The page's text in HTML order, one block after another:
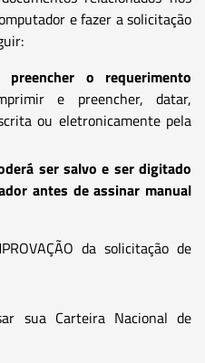
e fazer a solicitação
o requerimento
e preencher, datar,
ou eletronicamente pela
ser salvo e ser digitado
antes de assinar manual
da solicitação de
sua Carteira Nacional de